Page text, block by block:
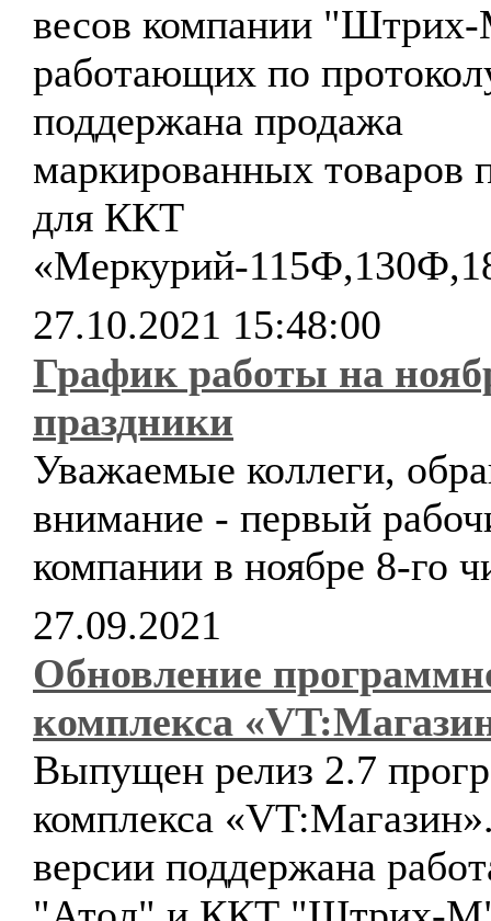
весов компании
работающих по
поддержана продажа
маркированных
для ККТ
«Меркурий-
27.10.2021 15:48:00
График работы на
праздники
Уважаемые коллеги,
внимание - первый
компании в ноябре 8-го
27.09.2021
Обновление
комплекса
Выпущен релиз 2.7
комплекса
версии поддержана